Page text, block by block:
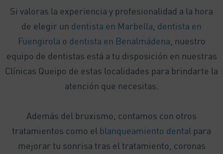
Si valoras la experiencia y profesionalidad a la hora
de elegir un dentista en Marbella dentista en
Fuengirola o dentista en Benalmádena , nuestro
equipo de dentistas está a tu disposición en nuestras
Clínicas Queipo de estas localidades para brindarte la
atención que necesitas.
Además del bruxismo, contamos con otros
tratamientos como el blanqueamiento dental para
mejorar tu sonrisa tras el tratamiento, coronas